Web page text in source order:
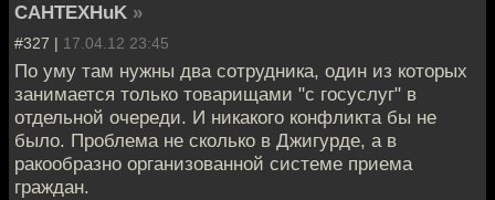
CAHTEXHuK »
#327 | 17.04.12 23:45
По уму там нужны два сотрудника, один из которых
занимается только товарищами "с госуслуг" в
отдельной очереди. И никакого конфликта бы не
было. Проблема не сколько в Джигурде, а в
ракообразно организованной системе приема
граждан.